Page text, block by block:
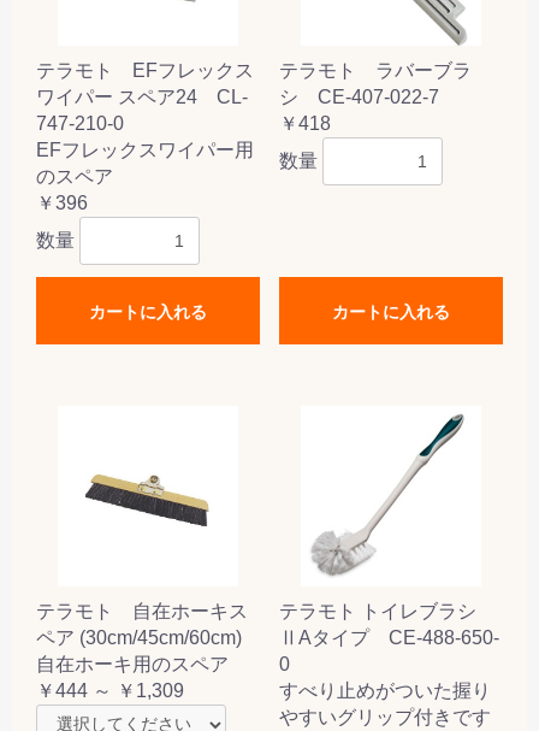
テラモト EFフレックス
ワイパー スペア24 CL-
747-210-0
EFフレックスワイパー用
のスペア
￥396
数量
カートに入れる
テラモト ラバーブラ
シ CE-407-022-7
￥418
数量
カートに入れる
テラモト 自在ホーキス
ペア (30cm/45cm/60cm)
自在ホーキ用のスペア
￥444 ～ ￥1,309
テラモト トイレブラシ
ⅡAタイプ CE-488-650-
0
すべり止めがついた握り
やすいグリップ付きです